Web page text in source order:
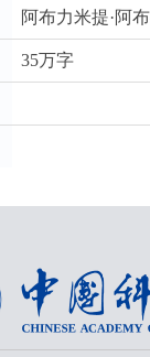
阿布力米提·阿
35万字